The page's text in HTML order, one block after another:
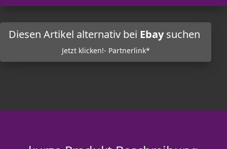
Diesen Artikel alternativ bei Ebaysuchen
Jetzt klicken!- Partnerlink*